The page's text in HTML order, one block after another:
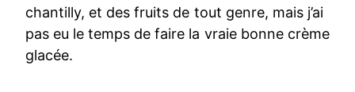
chantilly, et des fruits de tout genre, mais j’ai
pas eu le temps de faire la vraie bonne crème
glacée.